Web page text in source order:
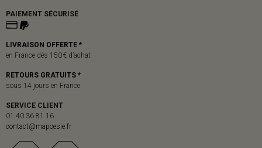
PAIEMENT SÉCURISÉ
LIVRAISON OFFERTE *
en France dès 150 € d’achat
RETOURS GRATUITS *
sous 14 jours en France
SERVICE CLIENT
01 40 36 81 16
contact@mapoesie.fr